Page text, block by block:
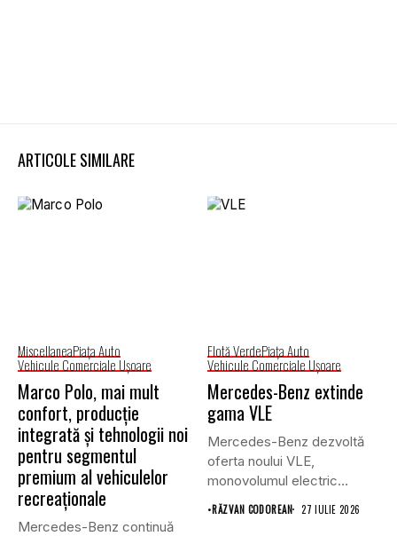
ARTICOLE SIMILARE
MiscellaneaPiaţa Auto
Vehicule Comerciale Uşoare
Marco Polo, mai mult
confort, producție
integrată și tehnologii noi
pentru segmentul
premium al vehiculelor
recreaționale
Mercedes-Benz continuă
Flotă VerdePiaţa Auto
Vehicule Comerciale Uşoare
Mercedes-Benz extinde
gama VLE
Mercedes-Benz dezvoltă
oferta noului VLE,
monovolumul electric
premium care își propune
să...
•RĂZVAN CODOREAN 27 IULIE 2026